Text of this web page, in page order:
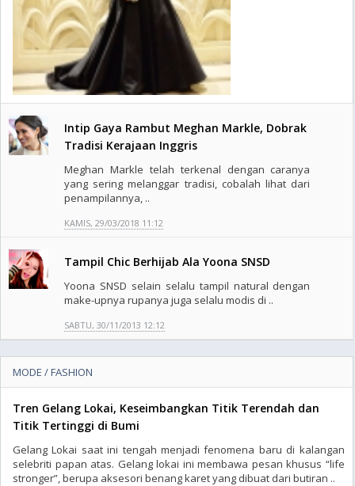
Intip Gaya Rambut Meghan Markle, Dobrak
Tradisi Kerajaan Inggris
Meghan Markle telah terkenal dengan caranya
yang sering melanggar tradisi, cobalah lihat dari
penampilannya, ..
KAMIS, 29/03/2018 11:12
Tampil Chic Berhijab Ala Yoona SNSD
Yoona SNSD selain selalu tampil natural dengan
make-upnya rupanya juga selalu modis di ..
SABTU, 30/11/2013 12:12
MODE / FASHION
Tren Gelang Lokai, Keseimbangkan Titik Terendah dan
Titik Tertinggi di Bumi
Gelang Lokai saat ini tengah menjadi fenomena baru di kalangan
selebriti papan atas. Gelang lokai ini membawa pesan khusus “life
stronger”, berupa aksesori benang karet yang dibuat dari butiran ..